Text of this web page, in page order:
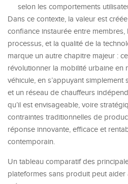
selon les comportements
Dans ce contexte, la valeur est
confiance instaurée entre
processus, et la qualité de la
marque un autre chapitre majeur :
révolutionner la mobilité urbaine en
véhicule, en s’appuyant
et un réseau de chauffeurs
qu’il est envisageable, voire
contraintes traditionnelles de
réponse innovante, efficace et
contemporain.
Un tableau comparatif des
plateformes sans produit peut